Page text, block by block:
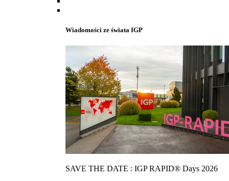
Wiadomości ze świata IGP
SAVE THE DATE : IGP RAPID® Days 2026